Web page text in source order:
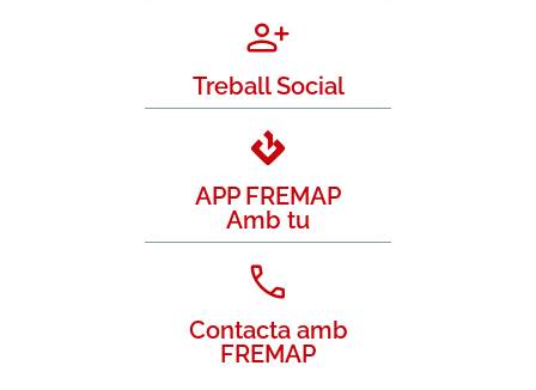
Treball Social
APP FREMAP
Amb tu
Contacta amb
FREMAP